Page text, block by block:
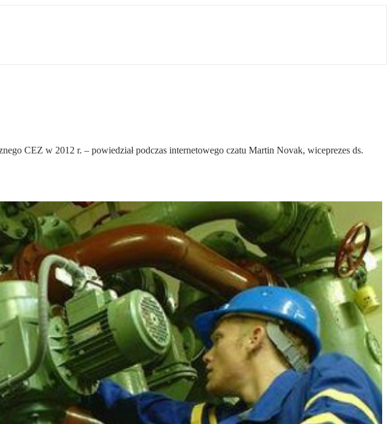
CEZ w 2012 r. – powiedział podczas internetowego czatu Martin Novak, wiceprezes ds.